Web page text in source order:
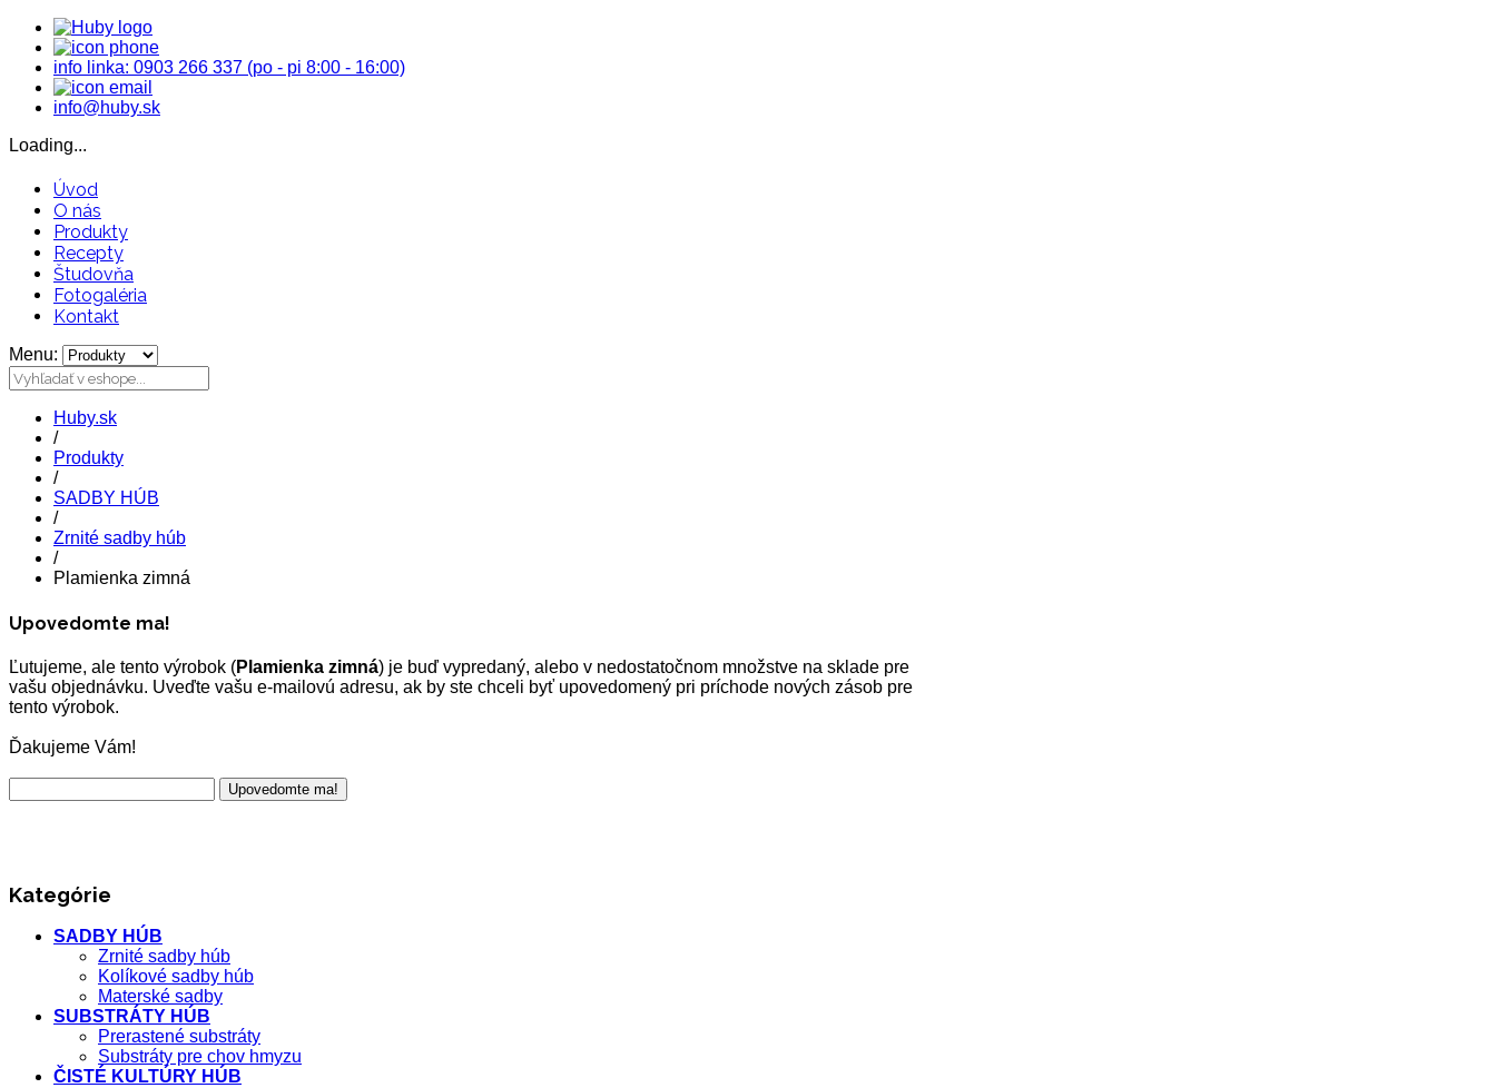
info linka: 0903 266 337 (po - pi 8:00 - 16:00)
info@huby.sk
Loading...
Úvod
O nás
Produkty
Recepty
Študovňa
Fotogaléria
Kontakt
Menu:
Huby.sk
/
Produkty
/
SADBY HÚB
/
Zrnité sadby húb
/
Plamienka zimná
Upovedomte ma!
Ľutujeme, ale tento výrobok (Plamienka zimná) je buď vypredaný, alebo v nedostatočnom množstve na sklade pre
vašu objednávku. Uveďte vašu e-mailovú adresu, ak by ste chceli byť upovedomený pri príchode nových zásob pre
tento výrobok.
Ďakujeme Vám!
Kategórie
SADBY HÚB
Zrnité sadby húb
Kolíkové sadby húb
Materské sadby
SUBSTRÁTY HÚB
Prerastené substráty
Substráty pre chov hmyzu
ČISTÉ KULTÚRY HÚB